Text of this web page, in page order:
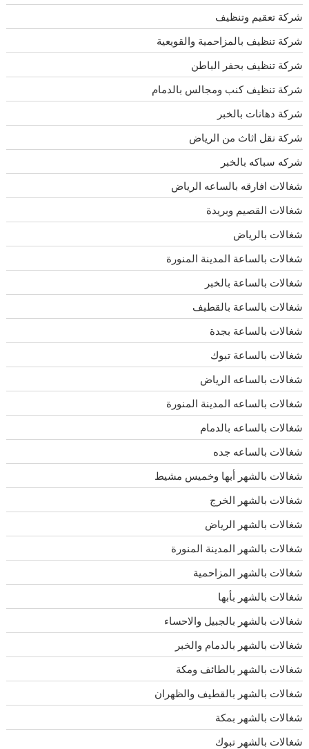
شركة تعقيم وتنظيف
شركة تنظيف بالمزاحمية والقويعية
شركة تنظيف بحفر الباطن
شركة تنظيف كنب ومجالس بالدمام
شركة دهانات بالخبر
شركة نقل اثاث من الرياض
شركه سباكه بالخبر
شغالات افارقه بالساعه الرياض
شغالات القصيم وبريدة
شغالات بالرياض
شغالات بالساعة المدينة المنورة
شغالات بالساعة بالخبر
شغالات بالساعة بالقطيف
شغالات بالساعة بجدة
شغالات بالساعة تبوك
شغالات بالساعه الرياض
شغالات بالساعه المدينة المنورة
شغالات بالساعه بالدمام
شغالات بالساعه جده
شغالات بالشهر أبها وخميس مشيط
شغالات بالشهر الخرج
شغالات بالشهر الرياض
شغالات بالشهر المدينة المنورة
شغالات بالشهر المزاحمية
شغالات بالشهر بأبها
شغالات بالشهر بالجبيل والاحساء
شغالات بالشهر بالدمام والخبر
شغالات بالشهر بالطائف ومكة
شغالات بالشهر بالقطيف والظهران
شغالات بالشهر بمكة
شغالات بالشهر تبوك